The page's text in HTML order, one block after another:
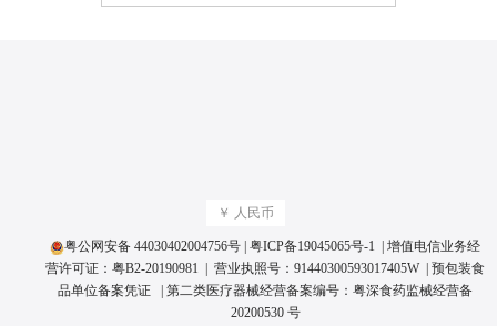
￥ 人民币
粤公网安备 44030402004756号 粤ICP备19045065号-1 | 增值电信业务经
营许可证： 粤B2-20190981 | 营业执照号： 91440300593017405W
预包装食
品单位备案凭证
| 第二类医疗器械经营备案编号： 粤深食药监械经营备
20200530 号